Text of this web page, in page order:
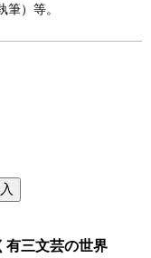
）等。
有三文芸の世界